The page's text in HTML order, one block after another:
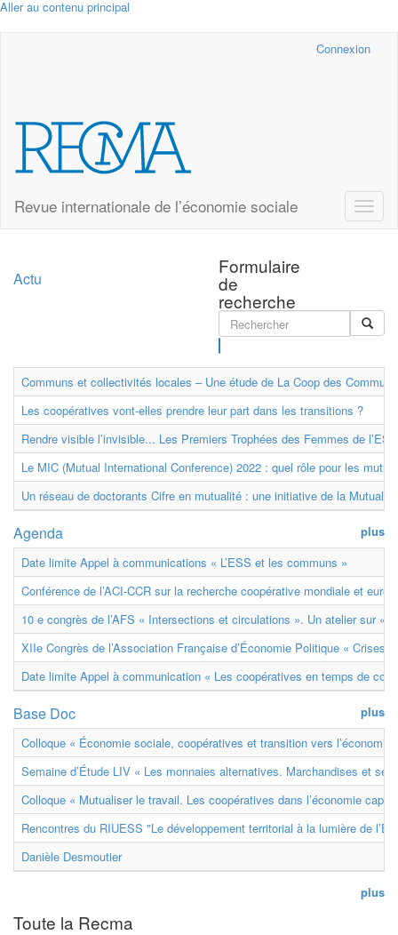
Aller au contenu principal
Connexion
Revue internationale de l’économie sociale
Toggle
Formulaire
de
recherche
Actu
Communs et collectivités locales – Une étude de La Coop des
Les coopératives vont-elles prendre leur part dans les transitions ?
Rendre visible l’invisible... Les Premiers Trophées des Femmes de
Le MIC (Mutual International Conference) 2022 : quel rôle pour les
Un réseau de doctorants Cifre en mutualité : une initiative de la
plus
Agenda
Date limite Appel à communications « L’ESS et les communs »
Conférence de l’ACI-CCR sur la recherche coopérative mondiale et
10 e congrès de l’AFS « Intersections et circulations ». Un atelier sur «
XIIe Congrès de l’Association Française d’Économie Politique « Crises
Date limite Appel à communication « Les coopératives en temps de
plus
Base Doc
Colloque « Économie sociale, coopératives et transition vers
Semaine d’Étude LIV « Les monnaies alternatives. Marchandises et
Colloque « Mutualiser le travail. Les coopératives dans l’économie
Rencontres du RIUESS "Le développement territorial à la lumière de
Danièle Desmoutier
plus
Toute la Recma